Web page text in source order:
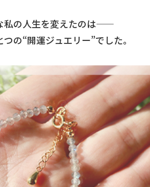
私の人生を変えたのは——
の“開運ジュエリー”でした。